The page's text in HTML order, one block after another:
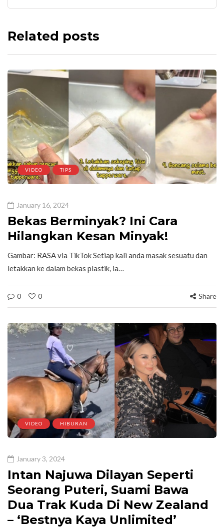
Related posts
VIDEO TIPS
January 16, 2024
Bekas Berminyak? Ini Cara
Hilangkan Kesan Minyak!
Gambar: RASA via TikTok Setiap kali anda masak sesuatu dan
letakkan ke dalam bekas plastik, ia…
0 0 Share
VIDEO HIBURAN
January 3, 2024
Intan Najuwa Dilayan Seperti
Seorang Puteri, Suami Bawa
Dua Trak Kuda Di New Zealand
– ‘Bestnya Kaya Unlimited’